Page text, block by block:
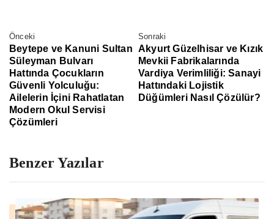
Önceki
Beytepe ve Kanuni Sultan
Süleyman Bulvarı
Hattında Çocukların
Güvenli Yolculuğu:
Ailelerin İçini Rahatlatan
Modern Okul Servisi
Çözümleri
Sonraki
Akyurt Güzelhisar ve Kızık
Mevkii Fabrikalarında
Vardiya Verimliliği: Sanayi
Hattındaki Lojistik
Düğümleri Nasıl Çözülür?
Benzer Yazılar